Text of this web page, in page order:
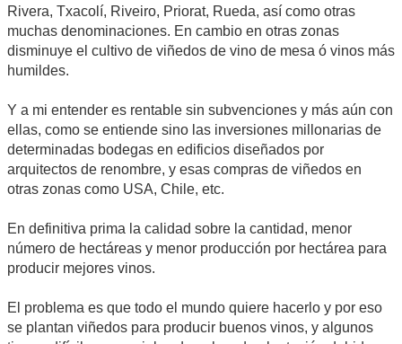
Rivera, Txacolí, Riveiro, Priorat, Rueda, así como otras
muchas denominaciones. En cambio en otras zonas
disminuye el cultivo de viñedos de vino de mesa ó vinos más
humildes.
Y a mi entender es rentable sin subvenciones y más aún con
ellas, como se entiende sino las inversiones millonarias de
determinadas bodegas en edificios diseñados por
arquitectos de renombre, y esas compras de viñedos en
otras zonas como USA, Chile, etc.
En definitiva prima la calidad sobre la cantidad, menor
número de hectáreas y menor producción por hectárea para
producir mejores vinos.
El problema es que todo el mundo quiere hacerlo y por eso
se plantan viñedos para producir buenos vinos, y algunos